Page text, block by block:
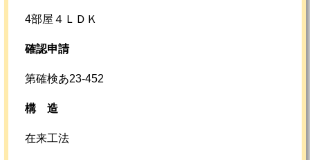
4部屋４ＬＤＫ
確認申請
第確検あ23-452
構造
在来工法